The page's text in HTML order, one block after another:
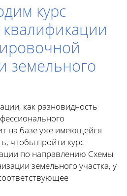
курс
земельного
как разновидность
на базе уже имеющейся
чтобы пройти курс
по направлению Схемы
земельного участка, у